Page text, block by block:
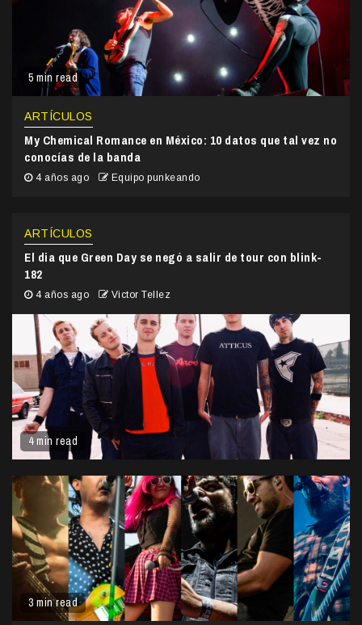
5 min read
ARTÍCULOS
My Chemical Romance en México: 10 datos que tal vez no
conocías de la banda
4 años ago Equipo punkeando
4 min read
ARTÍCULOS
El dia que Green Day se negó a salir de tour con blink-
182
4 años ago Victor Tellez
3 min read